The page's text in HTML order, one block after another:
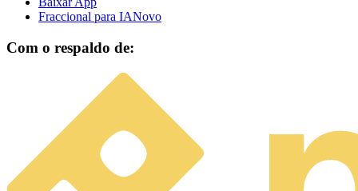
Fraccional para IANovo
Com o respaldo de: